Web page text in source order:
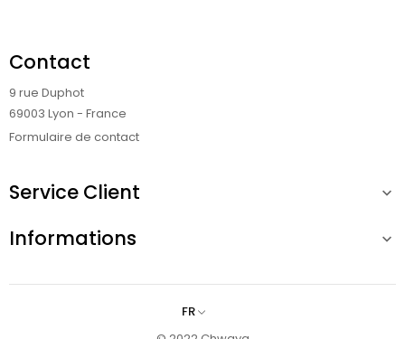
Contact
9 rue Duphot
69003 Lyon - France
Formulaire de contact
Service Client 
Informations 
FR